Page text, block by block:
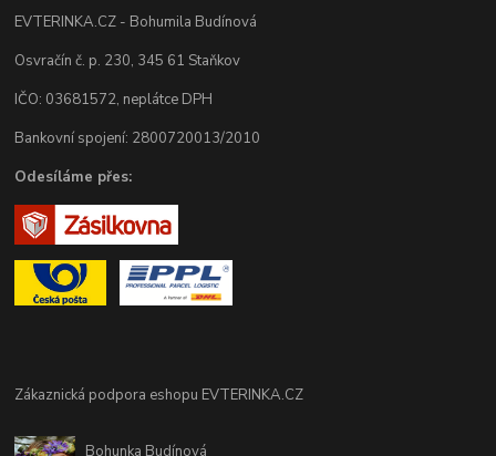
EVTERINKA.CZ - Bohumila Budínová
Osvračín č. p. 230, 345 61 Staňkov
IČO: 03681572, neplátce DPH
Bankovní spojení: 2800720013/2010
Odesíláme přes:
Zákaznická podpora eshopu EVTERINKA.CZ